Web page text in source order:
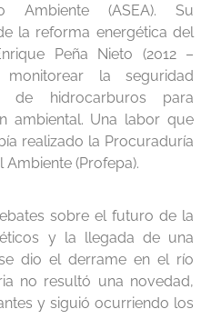
Ambiente (ASEA). Su
la reforma energética del
Peña Nieto (2012 –
la seguridad
de hidrocarburos para
ambiental. Una labor que
realizado la Procuraduría
Ambiente (Profepa).
sobre el futuro de la
y la llegada de una
dio el derrame en el río
no resultó una novedad,
y siguió ocurriendo los